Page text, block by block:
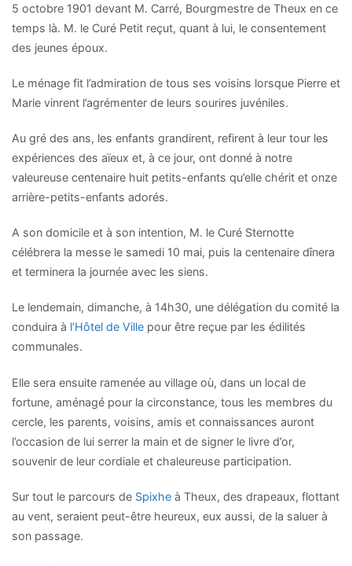
5 octobre 1901 devant M. Carré, Bourgmestre de Theux en ce
temps là. M. le Curé Petit reçut, quant à lui, le consentement
des jeunes époux.
Le ménage fit l’admiration de tous ses voisins lorsque Pierre et
Marie vinrent l’agrémenter de leurs sourires juvéniles.
Au gré des ans, les enfants grandirent, refirent à leur tour les
expériences des aïeux et, à ce jour, ont donné à notre
valeureuse centenaire huit petits-enfants qu’elle chérit et onze
arrière-petits-enfants adorés.
A son domicile et à son intention, M. le Curé Sternotte
célébrera la messe le samedi 10 mai, puis la centenaire dînera
et terminera la journée avec les siens.
Le lendemain, dimanche, à 14h30, une délégation du comité la
conduira à l’Hôtel de Ville pour être reçue par les édilités
communales.
Elle sera ensuite ramenée au village où, dans un local de
fortune, aménagé pour la circonstance, tous les membres du
cercle, les parents, voisins, amis et connaissances auront
l’occasion de lui serrer la main et de signer le livre d’or,
souvenir de leur cordiale et chaleureuse participation.
Sur tout le parcours de Spixhe à Theux, des drapeaux, flottant
au vent, seraient peut-être heureux, eux aussi, de la saluer à
son passage.